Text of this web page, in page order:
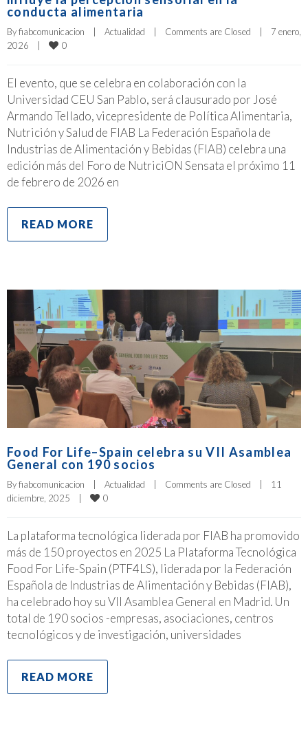
conducta alimentaria
By fiabcomunicacion Actualidad Comments are Closed
7 enero,
2026
0
El evento, que se celebra en colaboración con la
Universidad CEU San Pablo, será clausurado por José
Armando Tellado, vicepresidente de Política Alimentaria,
Nutrición y Salud de FIAB La Federación Española de
Industrias de Alimentación y Bebidas (FIAB) celebra una
edición más del Foro de NutriciON Sensata el próximo 11
de febrero de 2026 en
READ MORE
Food For Life–Spain celebra su VII Asamblea
General con 190 socios
By fiabcomunicacion Actualidad Comments are Closed
11
diciembre, 2025
0
La plataforma tecnológica liderada por FIAB ha promovido
más de 150 proyectos en 2025 La Plataforma Tecnológica
Food For Life-Spain (PTF4LS), liderada por la Federación
Española de Industrias de Alimentación y Bebidas (FIAB),
ha celebrado hoy su VII Asamblea General en Madrid. Un
total de 190 socios -empresas, asociaciones, centros
tecnológicos y de investigación, universidades
READ MORE